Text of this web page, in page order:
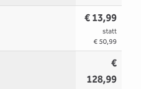
€ 13,99
statt
€ 50,99
€
128,99